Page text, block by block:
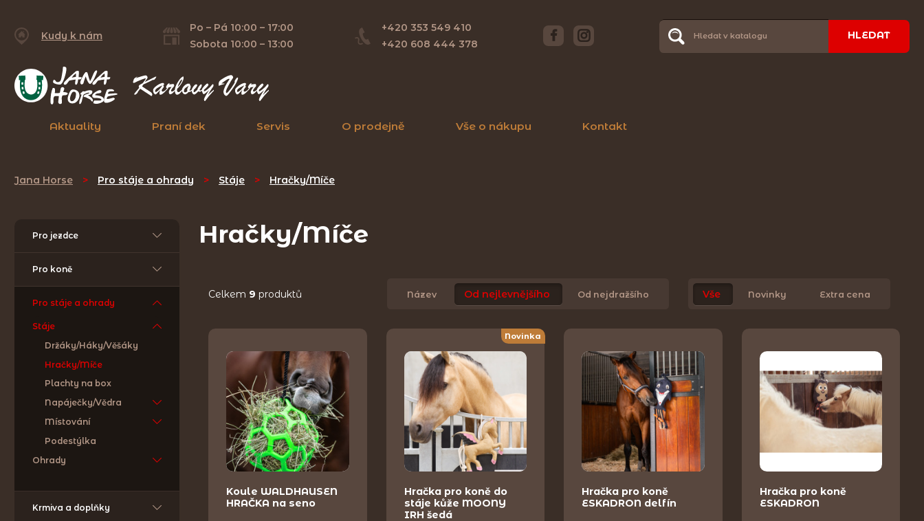
Kudy k nám
Po – Pá 10:00 – 17:00
Sobota 10:00 – 13:00
+420 353 549 410
+420 608 444 378
HLEDAT
Aktuality Praní dek Servis O prodejně Vše o nákupu Kontakt
Jana Horse > Pro stáje a ohrady > Stáje > Hračky/Míče
Pro jezdce
Pro koně
Pro stáje a ohrady
Stáje
Držáky/Háky/Věšáky
Hračky/Míče
Plachty na box
Napáječky/Vědra
Místování
Podestýlka
Ohrady
Krmiva a doplňky
Hračky/Míče
Celkem 9 produktů Název Od nejlevnějšího Od nejdražšího Vše Novinky Extra cena
Koule WALDHAUSEN
HRAČKA na seno
Novinka
Hračka pro koně do
stáje kůže MOONY
IRH šedá
Hračka pro koně
ESKADRON delfín
Hračka pro koně
ESKADRON